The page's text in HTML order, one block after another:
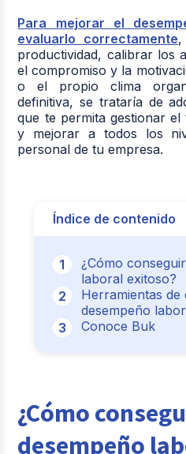
Para mejorar el
evaluarlo correctamente,
productividad, calibrar los
el compromiso y la
o el propio clima
definitiva, se trataría de
que te permita gestionar
y mejorar a todos los
personal de tu empresa.
Índice de contenido
¿Cómo
laboral exitoso?
Herramientas de
desempeño
Conoce Buk
¿Cómo
desempeño